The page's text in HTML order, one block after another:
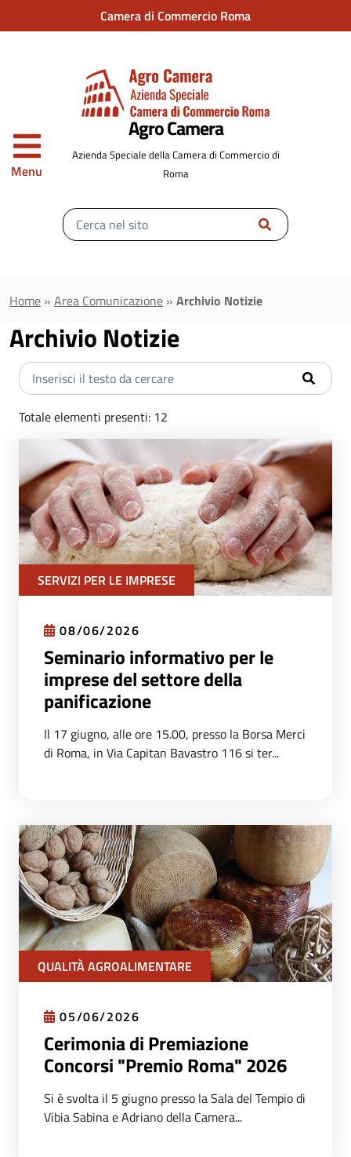
al contenuto principaleCamera di Commercio Roma
Menu
Agro Camera
Azienda Speciale della Camera di Commercio di
Roma
Inserisci
il
cercare
Home » Area Comunicazione » Archivio Notizie
Archivio Notizie
Totale elementi presenti: 12
SERVIZI PER LE IMPRESE
08/06/2026
Seminario informativo per le
imprese del settore della
panificazione
Il 17 giugno, alle ore 15.00, presso la Borsa Merci
di Roma, in Via Capitan Bavastro 116 si ter...
QUALITÀ AGROALIMENTARE
05/06/2026
Cerimonia di Premiazione
Concorsi "Premio Roma" 2026
Si è svolta il 5 giugno presso la Sala del Tempio di
Vibia Sabina e Adriano della Camera...